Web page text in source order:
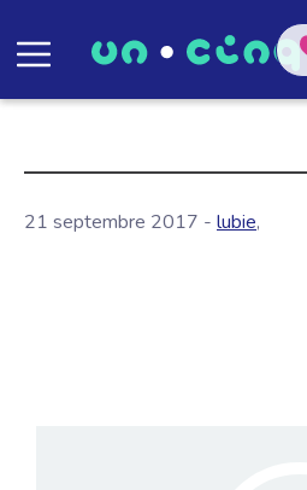
21 septembre 2017 - lubie,